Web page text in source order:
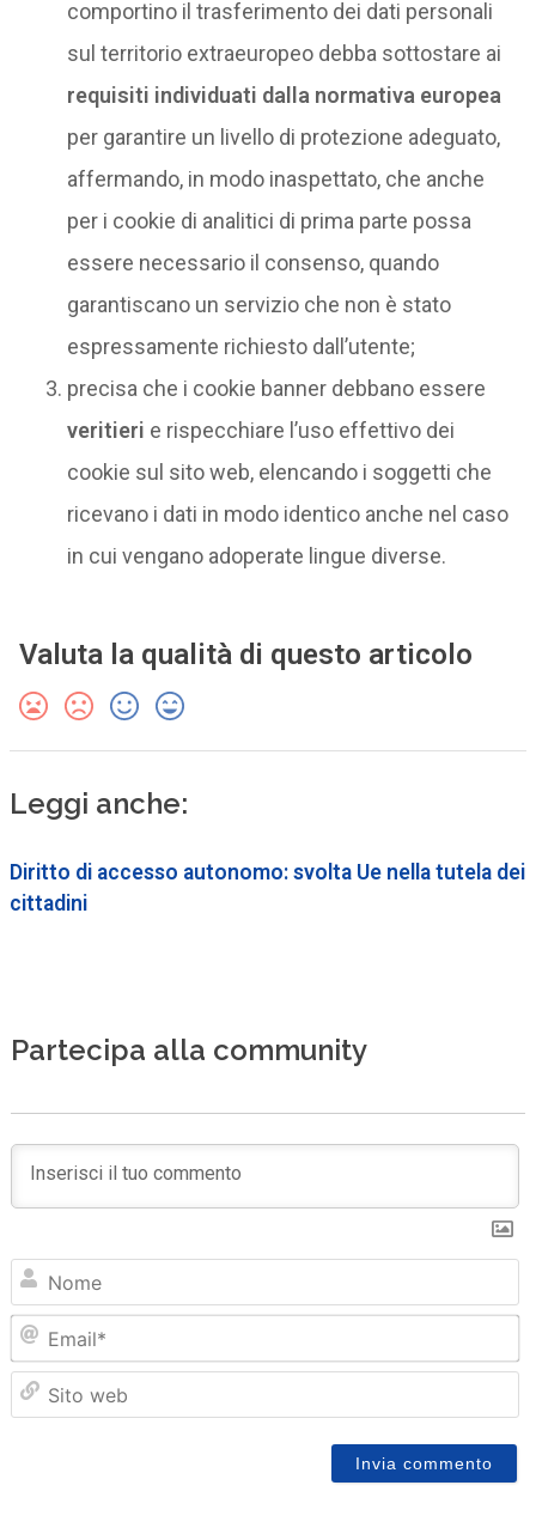
comportino il trasferimento dei dati personali
sul territorio extraeuropeo debba sottostare ai
requisiti individuati dalla normativa europea
per garantire un livello di protezione adeguato,
affermando, in modo inaspettato, che anche
per i cookie di analitici di prima parte possa
essere necessario il consenso, quando
garantiscano un servizio che non è stato
espressamente richiesto dall’utente;
precisa che i cookie banner debbano essere
veritieri e rispecchiare l’uso effettivo dei
cookie sul sito web, elencando i soggetti che
ricevano i dati in modo identico anche nel caso
in cui vengano adoperate lingue diverse.
Valuta la qualità di questo articolo
Leggi anche:
Diritto di accesso autonomo: svolta Ue nella tutela dei
cittadini
Partecipa alla community